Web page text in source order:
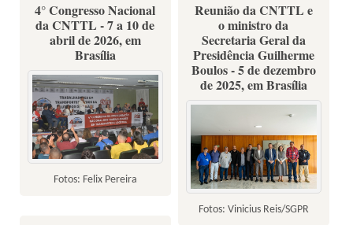
4° Congresso Nacional
da CNTTL - 7 a 10 de
abril de 2026, em
Brasília
Fotos: Felix Pereira
Reunião da CNTTL e
o ministro da
Secretaria Geral da
Presidência Guilherme
Boulos - 5 de dezembro
de 2025, em Brasília
Fotos: Vinicius Reis/SGPR